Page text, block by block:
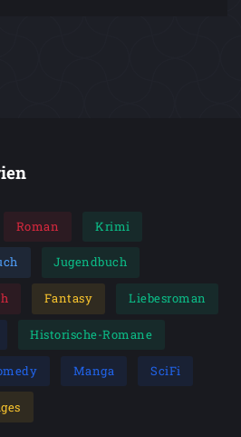
Roman Krimi
Jugendbuch
Fantasy Liebesroman
Historische-Romane
Manga SciFi